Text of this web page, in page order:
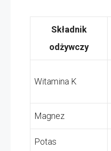
Składnik
odżywczy
Witamina K
Magnez
Potas